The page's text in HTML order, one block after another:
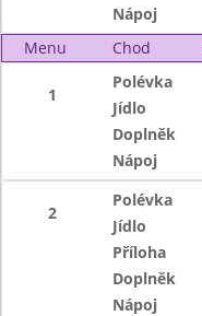
Nápoj
Menu
Chod
1
Polévka
Jídlo
Doplněk
Nápoj
2
Polévka
Jídlo
Příloha
Doplněk
Nápoj